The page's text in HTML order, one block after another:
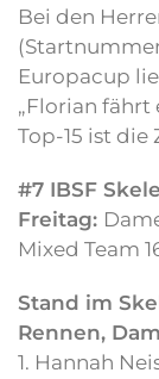
Bei den
Europacup
„Florian fährt
Top-15 ist die
#7 IBSF
Freitag:
Mixed Team
Stand im
Rennen,
1. Hannah